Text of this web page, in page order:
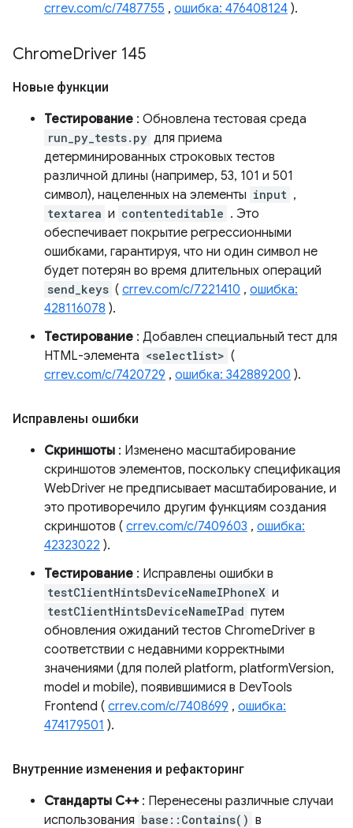
crrev.com/c/7487755 , ошибка: 476408124 ).
ChromeDriver 145
Новые функции
Тестирование : Обновлена ​​тестовая среда
run_py_tests.py для приема
детерминированных строковых тестов
различной длины (например, 53, 101 и 501
символ), нацеленных на элементы input ,
textarea и contenteditable . Это
обеспечивает покрытие регрессионными
ошибками, гарантируя, что ни один символ не
будет потерян во время длительных операций
send_keys ( crrev.com/c/7221410 , ошибка:
428116078 ).
Тестирование : Добавлен специальный тест для
HTML-элемента <selectlist> (
crrev.com/c/7420729 , ошибка: 342889200 ).
Исправлены ошибки
Скриншоты : Изменено масштабирование
скриншотов элементов, поскольку спецификация
WebDriver не предписывает масштабирование, и
это противоречило другим функциям создания
скриншотов ( crrev.com/c/7409603 , ошибка:
42323022 ).
Тестирование : Исправлены ошибки в
testClientHintsDeviceNameIPhoneX и
testClientHintsDeviceNameIPad путем
обновления ожиданий тестов ChromeDriver в
соответствии с недавними корректными
значениями (для полей platform, platformVersion,
model и mobile), появившимися в DevTools
Frontend ( crrev.com/c/7408699 , ошибка:
474179501 ).
Внутренние изменения и рефакторинг
Стандарты C++: Перенесены различные случаи
использования base::Contains() в